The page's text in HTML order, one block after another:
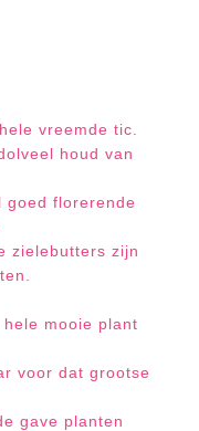
vreemde tic.
houd van
goed florerende
zielebutters zijn
hele mooie plant
voor dat grootse
gave planten